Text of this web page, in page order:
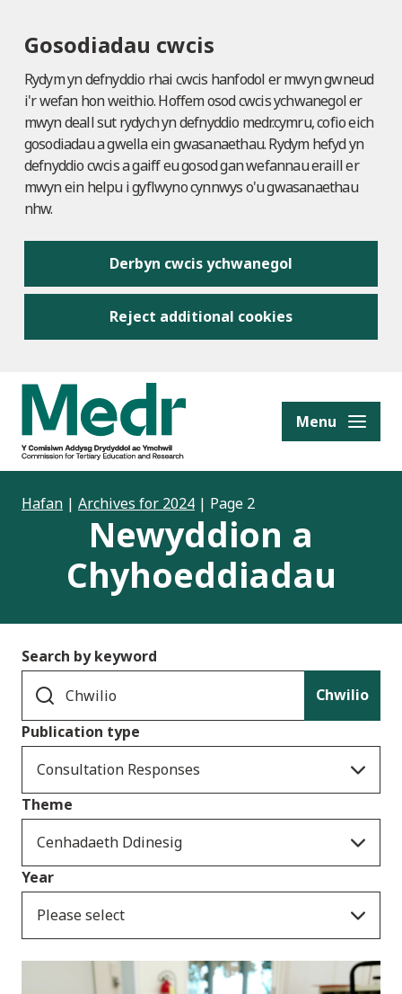
Gosodiadau cwcis
Rydym yn defnyddio rhai cwcis hanfodol er mwyn gwneud
i'r wefan hon weithio. Hoffem osod cwcis ychwanegol er
mwyn deall sut rydych yn defnyddio medr.cymru, cofio eich
gosodiadau a gwella ein gwasanaethau. Rydym hefyd yn
defnyddio cwcis a gaiff eu gosod gan wefannau eraill er
mwyn ein helpu i gyflwyno cynnwys o'u gwasanaethau
nhw.
Derbyn cwcis ychwanegol
Reject additional cookies
content Menu
Hafan | Archives for 2024 | Page 2
Newyddion a
Chyhoeddiadau
Search by keyword
Chwilio
Publication type
Consultation Responses
Theme
Cenhadaeth Ddinesig
Year
Please select